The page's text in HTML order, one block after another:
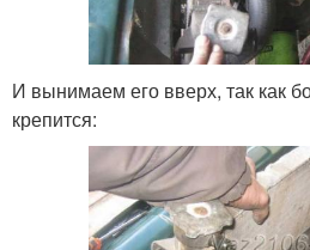
И вынимаем его вверх, так как
крепится: